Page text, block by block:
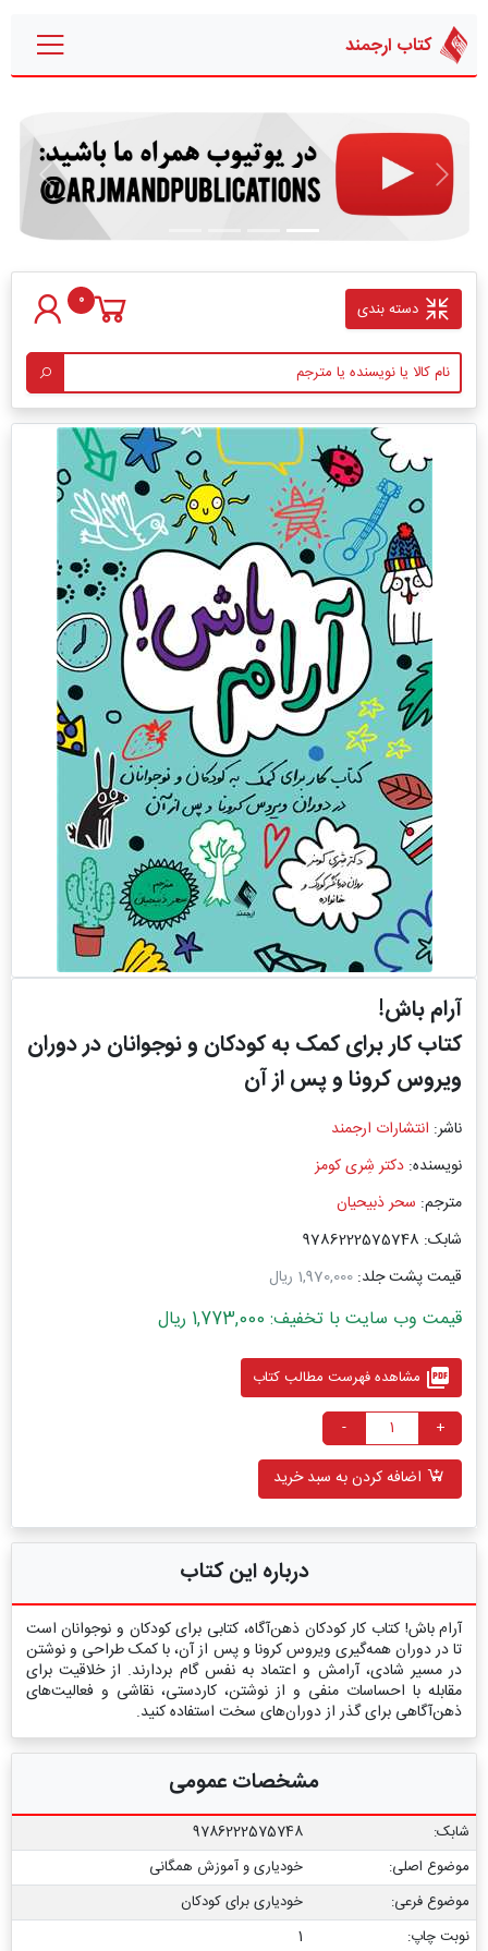
کتاب ارجمند
قبلی بعدی
دسته بندی 0
آرام باش!
کتاب کار برای کمک به کودکان و نوجوانان در دوران
ویروس کرونا و پس از آن
ناشر: انتشارات ارجمند
نویسنده: دکتر شِری کومز
مترجم: سحر ذبیحیان
شابک: 9786222575748
قیمت پشت جلد: 1,970,000 ریال
قیمت وب سایت با تخفیف: 1,773,000 ریال
picture_as_pdf مشاهده فهرست مطالب کتاب
+
-
اضافه کردن به سبد خرید
درباره این کتاب
آرام باش! کتاب کار کودکان ذهن‌آگاه، کتابی برای کودکان و نوجوانان است
تا در دوران همه‌گیری ویروس کرونا و پس از آن، با کمک طراحی‌ و نوشتن
در مسیر شادی، آرامش و اعتماد به نفس گام بردارند. از خلاقیت برای
مقابله با احساسات منفی و از نوشتن، کاردستی، نقاشی و فعالیت‌های
ذهن‌آگاهی برای گذر از دوران‌های سخت استفاده کنید.
مشخصات عمومی
شابک:
9786222575748
موضوع اصلی:
خودیاری و آموزش همگانی
موضوع فرعی:
خودیاری برای کودکان
نوبت چاپ:
1